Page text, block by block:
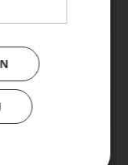
80 mm
Cues, 11-
50
Cockpit,